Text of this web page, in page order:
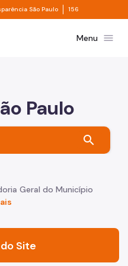
de acesso à informação
São Paulo Divisor de
156
PauloMenu menu
Paulo
search
Geral do Município
Site